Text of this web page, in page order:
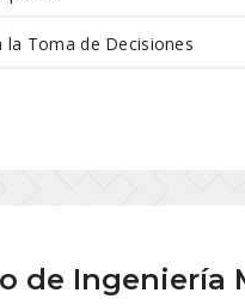
la Toma de Decisiones
de Ingeniería